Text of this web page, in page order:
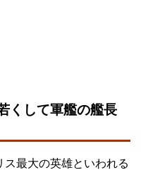
くして軍艦の艦長
最大の英雄といわれる